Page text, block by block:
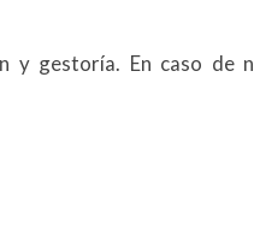
y gestoría. En caso de